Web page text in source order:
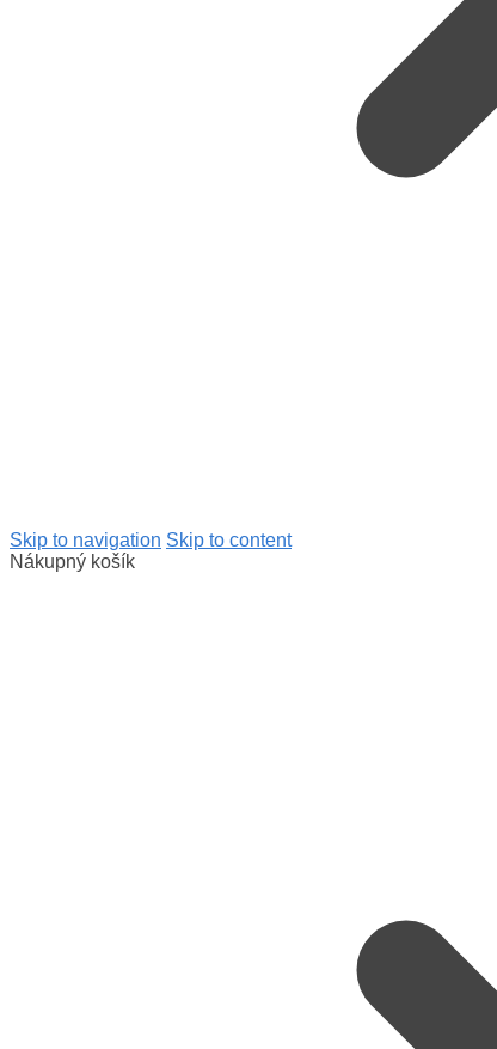
Skip to navigation Skip to content
Nákupný košík